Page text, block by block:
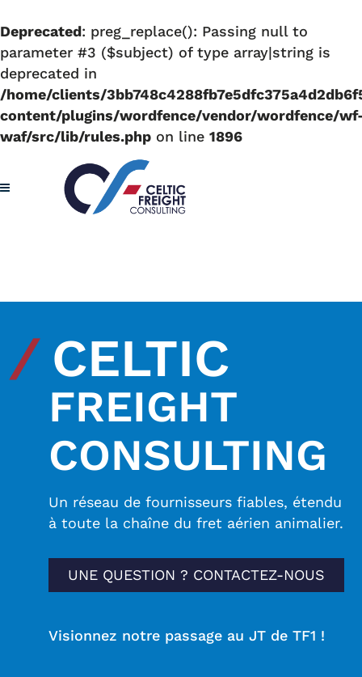
Deprecated: preg_replace(): Passing null to
parameter #3 ($subject) of type array|string is
deprecated in
/home/clients/
content/plugins/wordfence/vendor/wordfence/
waf/src/lib/rules.php on line 1896
/ CELTIC
FREIGHT
CONSULTING
Un réseau de fournisseurs fiables, étendu
à toute la chaîne du fret aérien animalier.
UNE QUESTION ? CONTACTEZ-NOUS
Visionnez notre passage au JT de TF1 !